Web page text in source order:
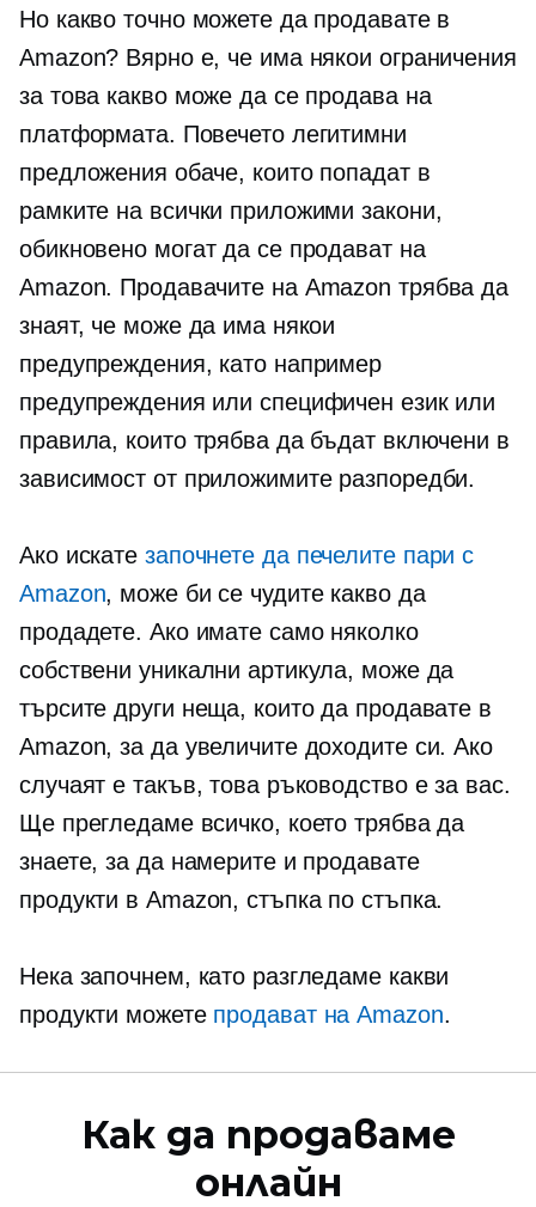
Но какво точно можете да продавате в
Amazon? Вярно е, че има някои ограничения
за това какво може да се продава на
платформата. Повечето легитимни
предложения обаче, които попадат в
рамките на всички приложими закони,
обикновено могат да се продават на
Amazon. Продавачите на Amazon трябва да
знаят, че може да има някои
предупреждения, като например
предупреждения или специфичен език или
правила, които трябва да бъдат включени в
зависимост от приложимите разпоредби.
Ако искате започнете да печелите пари с
Amazon, може би се чудите какво да
продадете. Ако имате само няколко
собствени уникални артикула, може да
търсите други неща, които да продавате в
Amazon, за да увеличите доходите си. Ако
случаят е такъв, това ръководство е за вас.
Ще прегледаме всичко, което трябва да
знаете, за да намерите и продавате
продукти в Amazon, стъпка по стъпка.
Нека започнем, като разгледаме какви
продукти можете продават на Amazon.
Как да продаваме
онлайн